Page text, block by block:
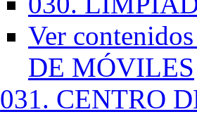
Ver
DE MÓVILES
031. CENTRO